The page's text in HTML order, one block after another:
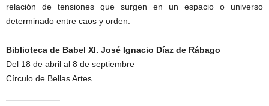
relación de tensiones que surgen en un espacio o universo
determinado entre caos y orden.
Biblioteca de Babel XI. José Ignacio Díaz de Rábago
Del 18 de abril al 8 de septiembre
Círculo de Bellas Artes